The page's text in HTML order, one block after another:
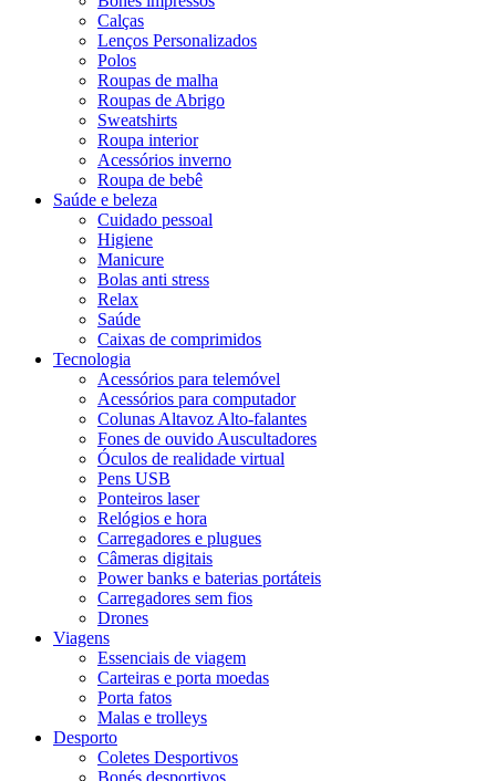
Calças
Lenços Personalizados
Polos
Roupas de malha
Roupas de Abrigo
Sweatshirts
Roupa interior
Acessórios inverno
Roupa de bebê
Saúde e beleza
Cuidado pessoal
Higiene
Manicure
Bolas anti stress
Relax
Saúde
Caixas de comprimidos
Tecnologia
Acessórios para telemóvel
Acessórios para computador
Colunas Altavoz Alto-falantes
Fones de ouvido Auscultadores
Óculos de realidade virtual
Pens USB
Ponteiros laser
Relógios e hora
Carregadores e plugues
Câmeras digitais
Power banks e baterias portáteis
Carregadores sem fios
Drones
Viagens
Essenciais de viagem
Carteiras e porta moedas
Porta fatos
Malas e trolleys
Desporto
Coletes Desportivos
Bonés desportivos